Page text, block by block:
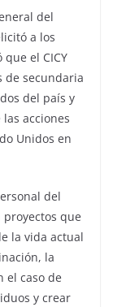
del
a los
el CICY
de secundaria
del país y
acciones
Unidos en
del
proyectos que
la vida actual
la
el caso de
y crear